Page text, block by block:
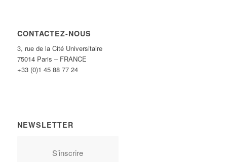
CONTACTEZ-NOUS
3, rue de la Cité Universitaire
75014 Paris – FRANCE
+33 (0)1 45 88 77 24
NEWSLETTER
S’inscrire